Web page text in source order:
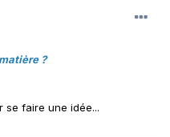
?
faire une idée...